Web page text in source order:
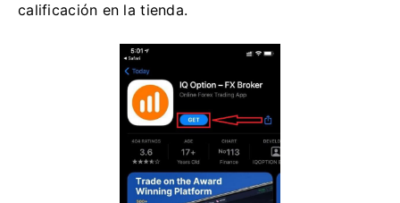
calificación en la tienda.